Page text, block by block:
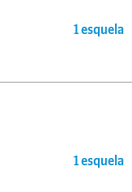
1 esquela
1 esquela